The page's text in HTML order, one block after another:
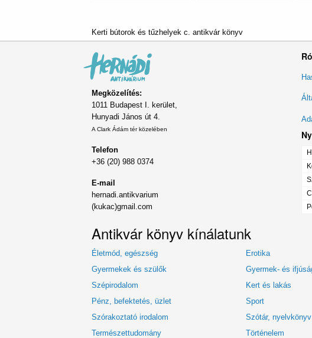
Kerti bútorok és tűzhelyek c. antikvár könyv
Megközelítés:
1011 Budapest I. kerület,
Hunyadi János út 4.
A Clark Ádám tér közelében
Telefon
+36 (20) 988 0374
E-mail
hernadi.antikvarium
(kukac)gmail.com
Antikvár könyv kínálatunk
Életmód, egészség Erotika
Gyermekek és szülők
Gyermek- és
Szépirodalom
Kert és lakás
Pénz, befektetés, üzlet
Sport
Szórakoztató irodalom
Szótár, nyelvkönyv
Természettudomány
Történelem